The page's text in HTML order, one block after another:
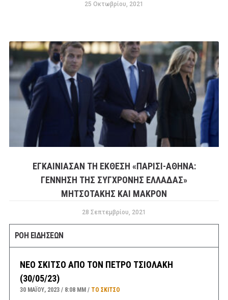
25 Οκτωβρίου, 2021
ΕΓΚΑΙΝΊΑΣΑΝ ΤΗ ΈΚΘΕΣΗ «ΠΑΡΊΣΙ-ΑΘΉΝΑ:
ΓΈΝΝΗΣΗ ΤΗΣ ΣΎΓΧΡΟΝΗΣ ΕΛΛΆΔΑΣ»
ΜΗΤΣΟΤΆΚΗΣ ΚΑΙ ΜΑΚΡΌΝ
28 Σεπτεμβρίου, 2021
ΡΟΗ ΕΙΔΗΣΕΩΝ
ΝΕΟ ΣΚΙΤΣΟ ΑΠΟ ΤΟΝ ΠΕΤΡΟ ΤΣΙΟΛΑΚΗ
(30/05/23)
30 ΜΑΪ́ΟΥ, 2023 8:08 ΜΜ ΤΟ ΣΚΊΤΣΟ